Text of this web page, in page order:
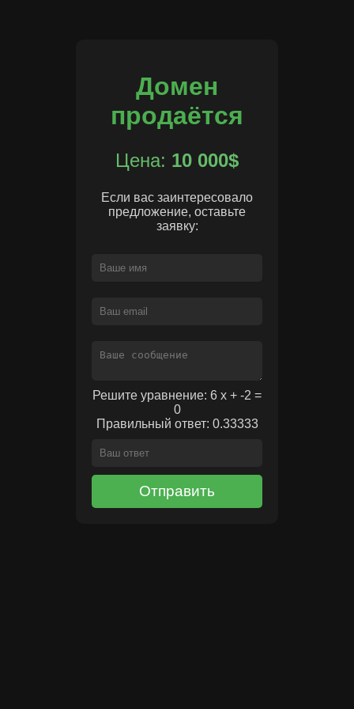
Домен
продаётся
Цена: 10 000$
Если вас заинтересовало
предложение, оставьте
заявку:
Решите уравнение: 6 x + -2 =
0
Правильный ответ: 0.33333
Отправить